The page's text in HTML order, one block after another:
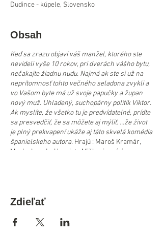
Dudince - kúpele, Slovensko
Obsah
Keď sa zrazu objaví váš manžel, ktorého ste
nevideli vyše 10 rokov, pri dverách vášho bytu,
nečakajte žiadnu nudu. Najmä ak ste si už na
neprítomnosť tohto večného seladona zvykli a
vo Vašom byte má už svoje papučky a župan
nový muž. Uhladený, suchopárny politik Viktor.
Ak myslíte, že všetko tu je predvídateľné, príďte
sa presvedčiť, že sa môžete aj mýliť. ...že život
je plný prekvapení ukáže aj táto skvelá komédia
španielskeho autora. Hrajú : Maroš Kramár,
Marko Igonda, Henrieta Mičkovicová / v
objednať a zaplatiť aj online po telef. alebo
marketing@dudince.sk , tel: 0948 122 306 alebo
Zdieľať